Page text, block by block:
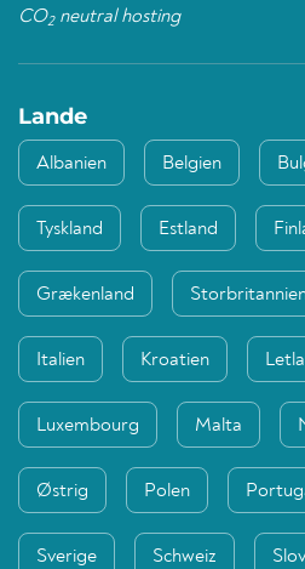
CO2neutral hosting
Lande
Albanien Belgien
Tyskland Estland
Grækenland
Italien Kroatien
Luxembourg Malta
Østrig Polen
Sverige Schweiz